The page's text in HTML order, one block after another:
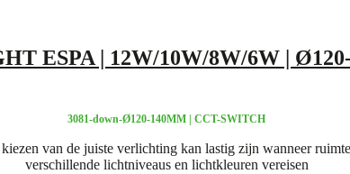
ESPA | 12W/10W/8W/6W |
3081-down-Ø120-140MM | CCT-SWITCH
van de juiste verlichting kan lastig zijn wanneer
verschillende lichtniveaus en lichtkleuren vereisen